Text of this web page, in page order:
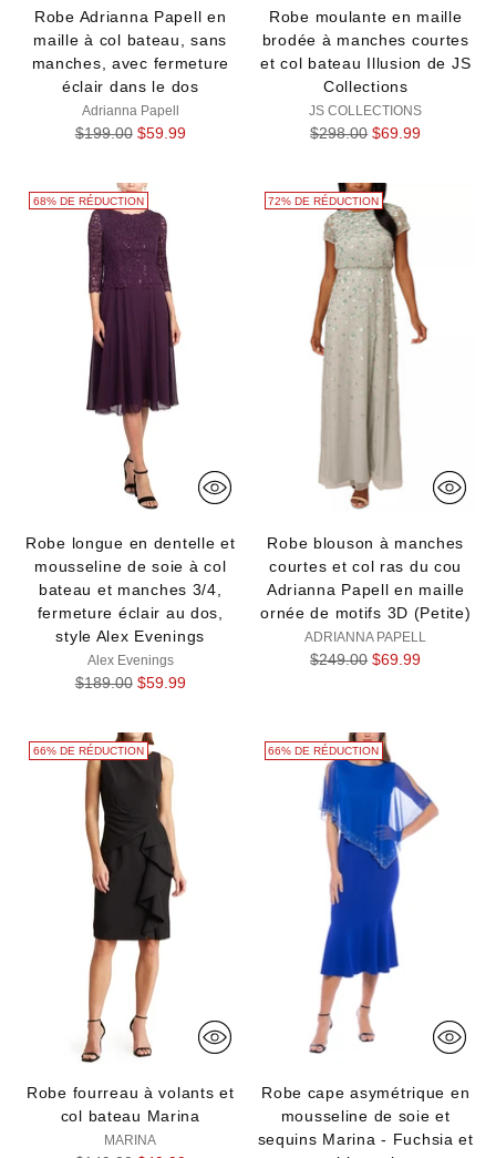
Robe Adrianna Papell en
maille à col bateau, sans
manches, avec fermeture
éclair dans le dos
Adrianna Papell
Prix
$199.00 $59.99
Robe moulante en maille
brodée à manches courtes
et col bateau Illusion de JS
Collections
JS COLLECTIONS
Prix
$298.00 $69.99
68% DE RÉDUCTION
Robe longue en dentelle et
mousseline de soie à col
bateau et manches 3/4,
fermeture éclair au dos,
style Alex Evenings
Alex Evenings
Prix
$189.00 $59.99
72% DE RÉDUCTION
Robe blouson à manches
courtes et col ras du cou
Adrianna Papell en maille
ornée de motifs 3D (Petite)
ADRIANNA PAPELL
Prix
$249.00 $69.99
66% DE RÉDUCTION
Robe fourreau à volants et
col bateau Marina
MARINA
66% DE RÉDUCTION
Robe cape asymétrique en
mousseline de soie et
sequins Marina - Fuchsia et